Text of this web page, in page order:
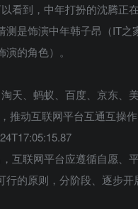
看到，中年打扮的沈腾正
测是饰演中年韩子昂（IT之
的角色）。
天、蚂蚁、百度、京东、
推动互联网平台互通互操作
互联网平台应遵循自愿、平
行的原则，分阶段、逐步开